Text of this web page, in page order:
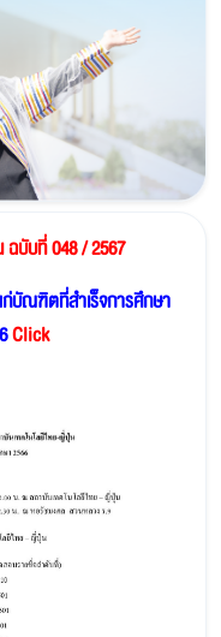
ฉบับที่ 048 / 2567
บัณฑิตที่สำเร็จการศึกษา
Click